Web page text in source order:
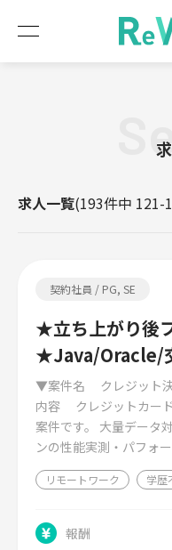
求人一覧(193件中 121-
契約社員 / PG, SE
★立ち上がり後
★Java/Oracle/
▼案件名 クレジット
内容 クレジットカー
案件です。 大量データ
ンの性能実測・パフォ
リモートワーク 学歴
報酬